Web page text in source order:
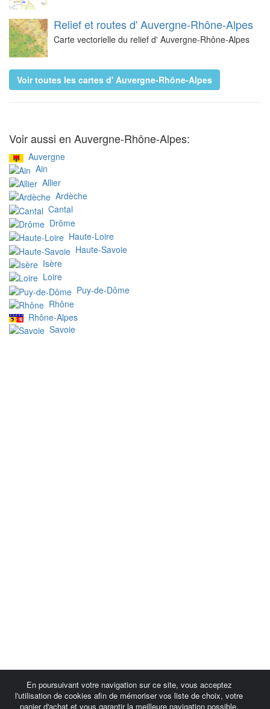
Relief et routes d' Auvergne-Rhône-Alpes
Carte vectorielle du relief d' Auvergne-Rhône-Alpes
Voir toutes les cartes d' Auvergne-Rhône-Alpes
Voir aussi en Auvergne-Rhône-Alpes:
Auvergne
Ain
Allier
Ardèche
Cantal
Drôme
Haute-Loire
Haute-Savoie
Isère
Loire
Puy-de-Dôme
Rhône
Rhône-Alpes
Savoie
En poursuivant votre navigation sur ce site, vous acceptez
l'utilisation de cookies afin de mémoriser vos liste de choix, votre
panier d'achat et vous garantir la meilleure navigation possible.